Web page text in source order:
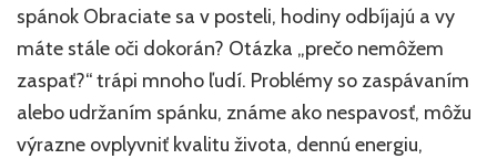
a
tipy
pre
spánok Obraciate sa v posteli, hodiny odbíjajú a vy
máte stále oči dokorán? Otázka „prečo nemôžem
zaspať?“ trápi mnoho ľudí. Problémy so zaspávaním
alebo udržaním spánku, známe ako nespavosť, môžu
výrazne ovplyvniť kvalitu života, dennú energiu,